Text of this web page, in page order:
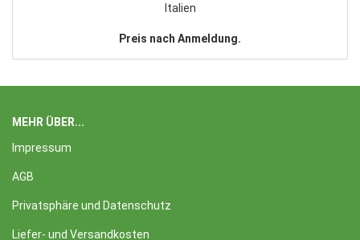
Italien
Preis nach Anmeldung.
MEHR ÜBER...
Impressum
AGB
Privatsphäre und Datenschutz
Liefer- und Versandkosten